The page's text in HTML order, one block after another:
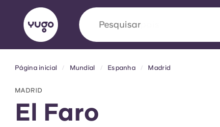
Pesquisar
English (GB) English (US)
Página inicial Mundial Espanha Madrid
MADRID
El Faro